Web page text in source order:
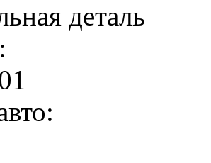
деталь